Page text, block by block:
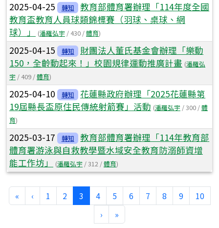
2025-04-25 轉知
教育部體育署辦理「114年度全國
教育盃教育人員球類錦標賽（羽球、桌球、網
球）」
(潘羅弘宇 / 430 /體育)
2025-04-15 轉知
財團法人董氏基金會辦理「樂動
150，全齡動起來！」校園規律運動推廣計畫 (潘羅弘
宇 / 409 /體育)
2025-04-10 轉知
花蓮縣政府辦理「2025花蓮縣第
19屆縣長盃原住民傳統射箭賽」活動 (潘羅弘宇 / 300 /體
育)
2025-03-17 轉知
教育部體育署辦理「114年教育部
體育署游泳與自救教學暨水域安全教育防溺師資增
能工作坊」
(潘羅弘宇 / 312 /體育)
«第一頁
‹上一頁
1 2 3(目前頁次)
4 5 6 7 8 9
10
›下一頁
»最後頁